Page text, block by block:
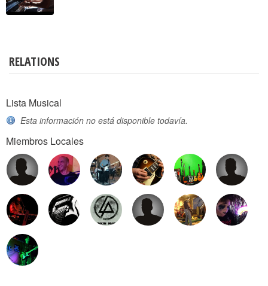
RELATIONS
Lista Musical
Esta información no está disponible todavía.
Miembros Locales